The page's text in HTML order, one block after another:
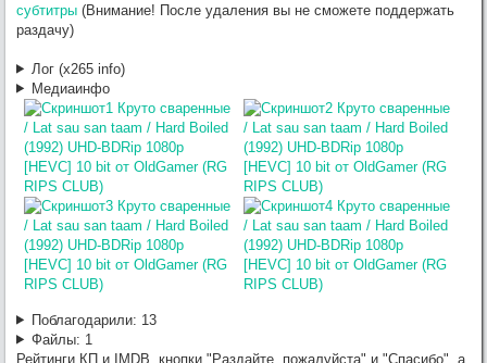
субтитры (Внимание! После удаления вы не сможете поддержать
раздачу)
Лог (x265 info)
Медиаинфо
Поблагодарили: 13
Файлы: 1
Рейтинги КП и IMDB, кнопки "Раздайте, пожалуйста" и "Спасибо", а